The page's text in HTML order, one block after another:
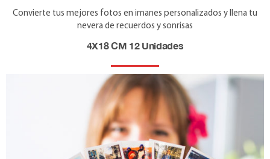
Convierte tus mejores fotos en imanes personalizados y llena tu
nevera de recuerdos y sonrisas
4X18 CM 12 Unidades